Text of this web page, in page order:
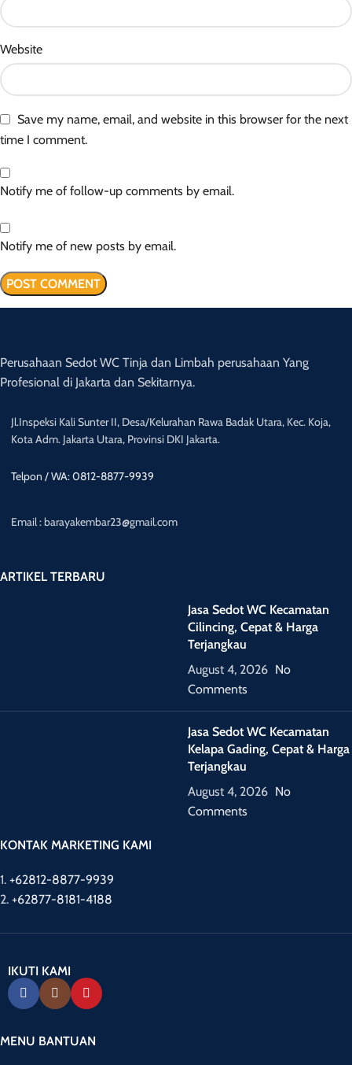
Website
Save my name, email, and website in this browser for the next
time I comment.
Notify me of follow-up comments by email.
Notify me of new posts by email.
Perusahaan Sedot WC Tinja dan Limbah perusahaan Yang
Profesional di Jakarta dan Sekitarnya.
Jl.Inspeksi Kali Sunter II, Desa/Kelurahan Rawa Badak Utara, Kec. Koja,
Kota Adm. Jakarta Utara, Provinsi DKI Jakarta.
Telpon / WA: 0812-8877-9939
Email : barayakembar23@gmail.com
ARTIKEL TERBARU
Jasa Sedot WC Kecamatan
Cilincing, Cepat & Harga
Terjangkau
August 4, 2026 No
Comments
Jasa Sedot WC Kecamatan
Kelapa Gading, Cepat & Harga
Terjangkau
August 4, 2026 No
Comments
KONTAK MARKETING KAMI
1. +62812-8877-9939
2. +62877-8181-4188
IKUTI KAMI
MENU BANTUAN